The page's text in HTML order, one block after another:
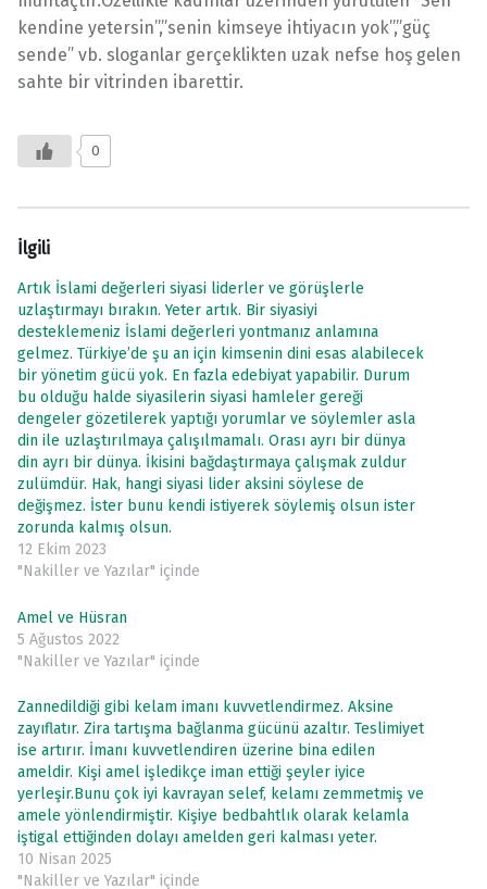
kendine yetersin”,”senin kimseye ihtiyacın yok”,”güç
sende” vb. sloganlar gerçeklikten uzak nefse hoş gelen
sahte bir vitrinden ibarettir.
0
İlgili
Artık İslami değerleri siyasi liderler ve görüşlerle
uzlaştırmayı bırakın. Yeter artık. Bir siyasiyi
desteklemeniz İslami değerleri yontmanız anlamına
gelmez. Türkiye’de şu an için kimsenin dini esas alabilecek
bir yönetim gücü yok. En fazla edebiyat yapabilir. Durum
bu olduğu halde siyasilerin siyasi hamleler gereği
dengeler gözetilerek yaptığı yorumlar ve söylemler asla
din ile uzlaştırılmaya çalışılmamalı. Orası ayrı bir dünya
din ayrı bir dünya. İkisini bağdaştırmaya çalışmak zuldur
zulümdür. Hak, hangi siyasi lider aksini söylese de
değişmez. İster bunu kendi istiyerek söylemiş olsun ister
zorunda kalmış olsun.
12 Ekim 2023
"Nakiller ve Yazılar" içinde
Amel ve Hüsran
5 Ağustos 2022
"Nakiller ve Yazılar" içinde
Zannedildiği gibi kelam imanı kuvvetlendirmez. Aksine
zayıflatır. Zira tartışma bağlanma gücünü azaltır. Teslimiyet
ise artırır. İmanı kuvvetlendiren üzerine bina edilen
ameldir. Kişi amel işledikçe iman ettiği şeyler iyice
yerleşir.Bunu çok iyi kavrayan selef, kelamı zemmetmiş ve
amele yönlendirmiştir. Kişiye bedbahtlık olarak kelamla
iştigal ettiğinden dolayı amelden geri kalması yeter.
10 Nisan 2025
"Nakiller ve Yazılar" içinde